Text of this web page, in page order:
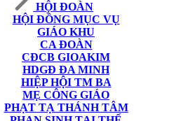
HỘI ĐOÀN
HỘI ĐỒNG MỤC VỤ
GIÁO KHU
CA ĐOÀN
CĐCB GIOAKIM
HDGĐ ĐA MINH
HIỆP HỘI TM BA
MẸ CÔNG GIÁO
PHẠT TẠ THÁNH TÂM